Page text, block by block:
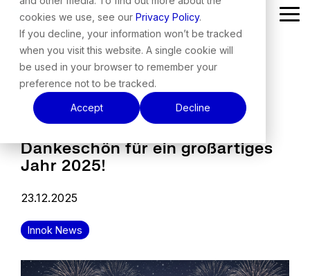
cookies we use, see our Privacy Policy.
If you decline, your information won’t be tracked
when you visit this website. A single cookie will
be used in your browser to remember your
preference not to be tracked.
Accept Decline
Skip
main
content.
Dankeschön für ein großartiges
Jahr 2025!
23.12.2025
Innok News